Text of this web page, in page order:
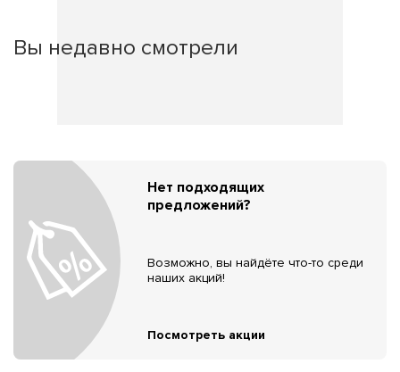
Вы недавно смотрели
Нет подходящих
предложений?
Возможно, вы найдёте что-то среди
наших акций!
Посмотреть акции